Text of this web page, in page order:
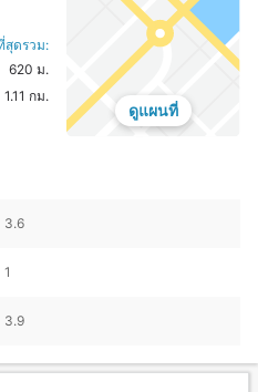
สุดรวม:
620 ม.
1.11 กม.
ดูแผนที่
3.6
1
3.9